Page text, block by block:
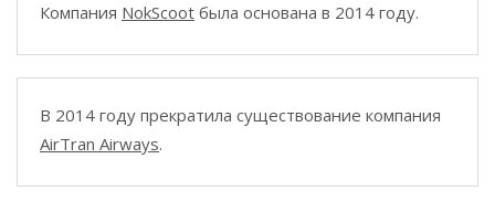
Компания NokScoot была основана в 2014 году.
В 2014 году прекратила существование компания
AirTran Airways.